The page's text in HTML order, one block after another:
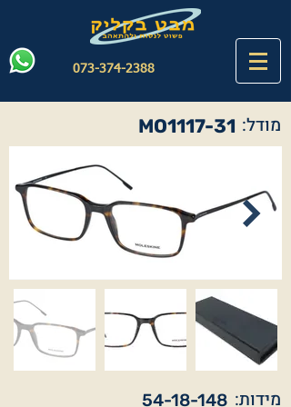
073-374-2388
MO1117-31 מודל:
54-18-148 מידות: